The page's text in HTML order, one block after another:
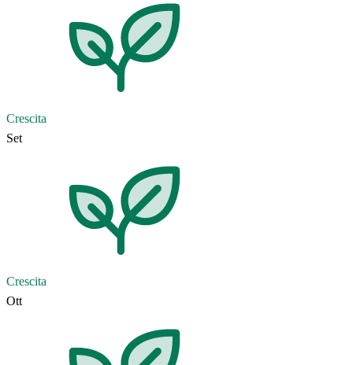
Crescita
Set
Crescita
Ott